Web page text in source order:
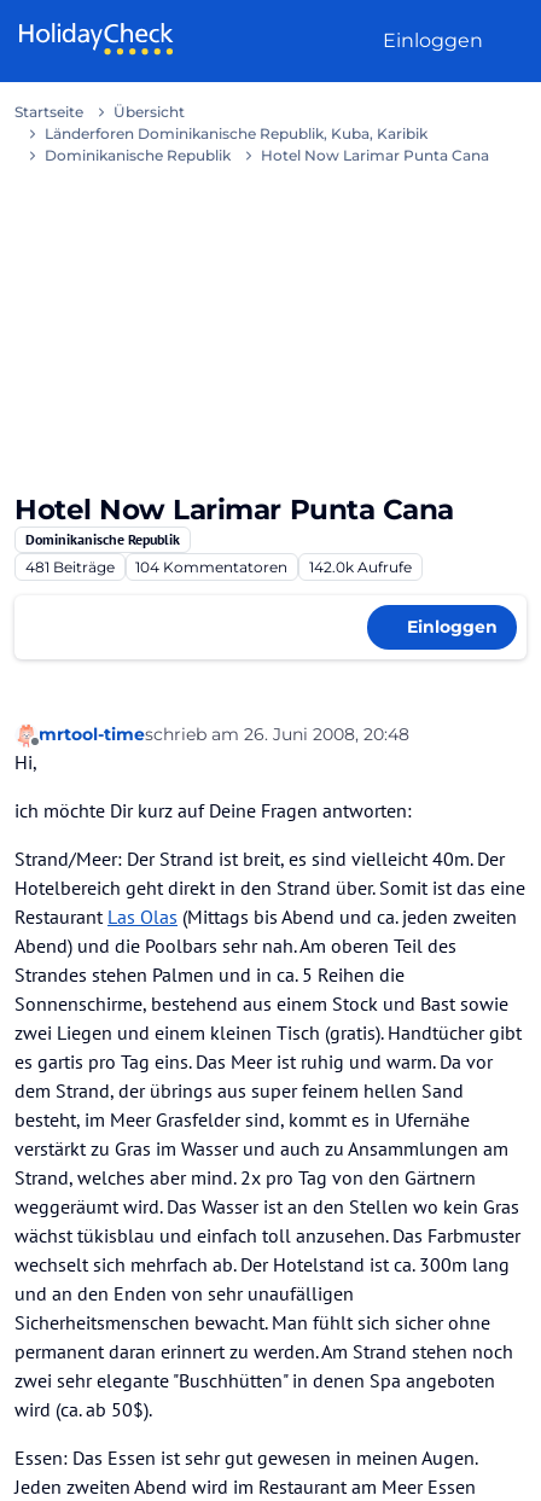
Einloggen
Startseite
Übersicht
Länderforen Dominikanische Republik, Kuba, Karibik
Dominikanische Republik
Hotel Now Larimar Punta Cana
Hotel Now Larimar Punta Cana
Dominikanische Republik
481 Beiträge 104 Kommentatoren 142.0k Aufrufe
Einloggen
Offline
mrtool-timeschrieb am 26. Juni 2008, 20:48
zuletzt editiert von
Hi,
ich möchte Dir kurz auf Deine Fragen antworten:
Strand/Meer: Der Strand ist breit, es sind vielleicht 40m. Der
Hotelbereich geht direkt in den Strand über. Somit ist das eine
Restaurant Las Olas (Mittags bis Abend und ca. jeden zweiten
Abend) und die Poolbars sehr nah. Am oberen Teil des
Strandes stehen Palmen und in ca. 5 Reihen die
Sonnenschirme, bestehend aus einem Stock und Bast sowie
zwei Liegen und einem kleinen Tisch (gratis). Handtücher gibt
es gartis pro Tag eins. Das Meer ist ruhig und warm. Da vor
dem Strand, der übrings aus super feinem hellen Sand
besteht, im Meer Grasfelder sind, kommt es in Ufernähe
verstärkt zu Gras im Wasser und auch zu Ansammlungen am
Strand, welches aber mind. 2x pro Tag von den Gärtnern
weggeräumt wird. Das Wasser ist an den Stellen wo kein Gras
wächst tükisblau und einfach toll anzusehen. Das Farbmuster
wechselt sich mehrfach ab. Der Hotelstand ist ca. 300m lang
und an den Enden von sehr unaufälligen
Sicherheitsmenschen bewacht. Man fühlt sich sicher ohne
permanent daran erinnert zu werden. Am Strand stehen noch
zwei sehr elegante "Buschhütten" in denen Spa angeboten
wird (ca. ab 50$).
Essen: Das Essen ist sehr gut gewesen in meinen Augen.
Jeden zweiten Abend wird im Restaurant am Meer Essen